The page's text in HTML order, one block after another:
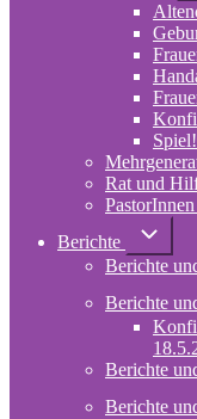
Rat und
Berichte
Berichte
Berichte
Berichte
Berichte
Berichte